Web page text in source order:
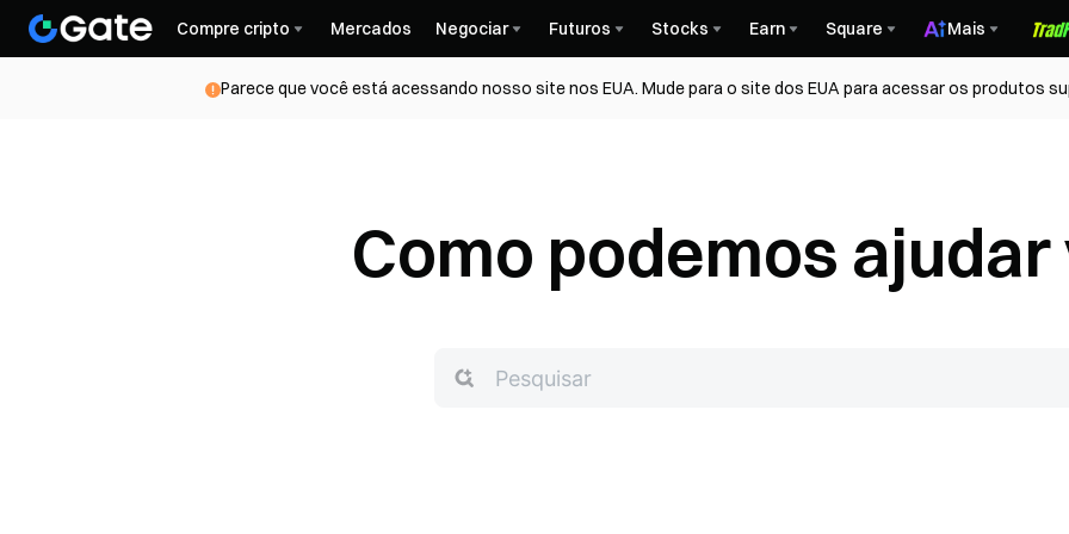
Compre cripto Mercados Negociar Futuros Stocks Earn Square Mais
Parece que você está acessando nosso site nos EUA. Mude para o site dos EUA para acessar os produtos
Como podemos ajudar